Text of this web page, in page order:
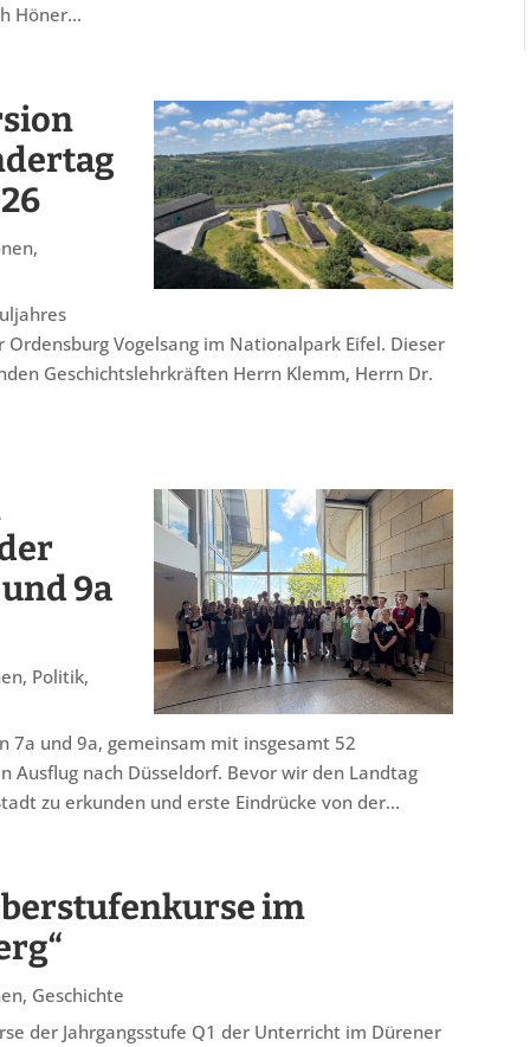
Höner...
,
Vogelsang im Nationalpark Eifel. Dieser
Geschichtslehrkräften Herrn Klemm, Herrn Dr.
9a
, Politik,
7a und 9a, gemeinsam mit insgesamt 52
Ausflug nach Düsseldorf. Bevor wir den Landtag
zu erkunden und erste Eindrücke von der...
im
, Geschichte
der Jahrgangsstufe Q1 der Unterricht im Dürener